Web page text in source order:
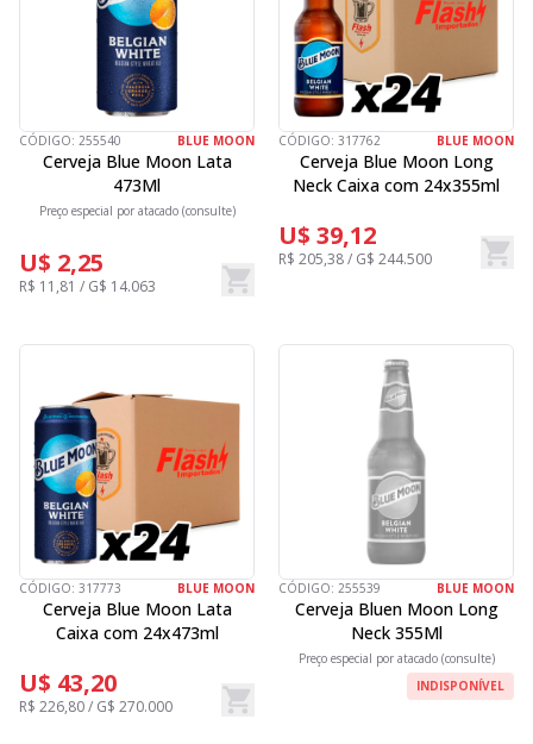
CÓDIGO: 255540 BLUE MOON
Cerveja Blue Moon Lata
473Ml
Preço especial por atacado (consulte)
U$ 2,25
R$ 11,81 / G$ 14.063
CÓDIGO: 317762 BLUE MOON
Cerveja Blue Moon Long
Neck Caixa com 24x355ml
U$ 39,12
R$ 205,38 / G$ 244.500
CÓDIGO: 317773 BLUE MOON
Cerveja Blue Moon Lata
Caixa com 24x473ml
U$ 43,20
R$ 226,80 / G$ 270.000
CÓDIGO: 255539 BLUE MOON
Cerveja Bluen Moon Long
Neck 355Ml
Preço especial por atacado (consulte)
INDISPONÍVEL